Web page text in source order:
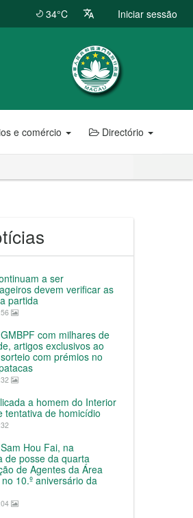
34°C Iniciar sessão
e comércio Directório
a ser
devem verificar as
partida
com milhares de
artigos exclusivos ao
com prémios no
a homem do Interior
tentativa de homicídio
Hou Fai, na
de posse da quarta
de Agentes da Área
10.º aniversário da